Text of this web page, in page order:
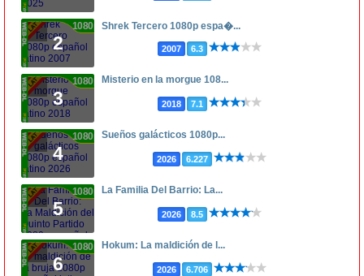
2
1080p Shrek Tercero 1080p espa�...
2007 6.3
3
1080p Misterio en la morgue 108...
2018 7.1
4
1080p Sueños galácticos 1080p...
2026 6.227
5
1080p La Familia Del Barrio: La...
2026 8.5
6
1080p Hokum: La maldición de l...
2026 6.706